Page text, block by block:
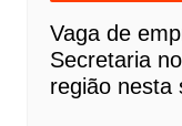
Vaga de
Secretaria
região nesta